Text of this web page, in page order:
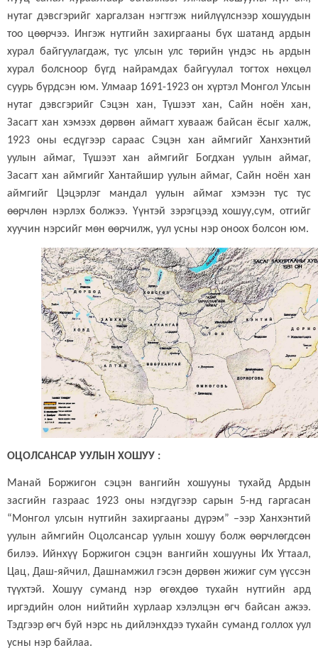
нутаг дэвсгэрийг харгалзан нэгтгэж нийлүүлснээр хошуудын
тоо цөөрчээ. Ингэж нутгийн захиргааны бүх шатанд ардын
хурал байгуулагдаж, тус улсын улс төрийн үндэс нь ардын
хурал болсноор бүгд найрамдах байгуулал тогтох нөхцөл
суурь бүрдсэн юм. Улмаар 1691-1923 он хүртэл Монгол Улсын
нутаг дэвсгэрийг Сэцэн хан, Түшээт хан, Сайн ноён хан,
Засагт хан хэмээх дөрвөн аймагт хувааж байсан ёсыг халж,
1923 оны есдүгээр сараас Сэцэн хан аймгийг Ханхэнтий
уулын аймаг, Түшээт хан аймгийг Богдхан уулын аймаг,
Засагт хан аймгийг Хантайшир уулын аймаг, Сайн ноён хан
аймгийг Цэцэрлэг мандал уулын аймаг хэмээн тус тус
өөрчлөн нэрлэх болжээ. Үүнтэй зэрэгцээд хошуу,сум, отгийг
хуучин нэрсийг мөн өөрчилж, уул усны нэр оноох болсон юм.
ОЦОЛСАНСАР УУЛЫН ХОШУУ :
Манай Боржигон сэцэн вангийн хошууны тухайд Ардын
засгийн газраас 1923 оны нэгдүгээр сарын 5-нд гаргасан
“Монгол улсын нутгийн захиргааны дүрэм” –ээр Ханхэнтий
уулын аймгийн Оцолсансар уулын хошуу болж өөрчлөгдсөн
билээ. Ийнхүү Боржигон сэцэн вангийн хошууны Их Угтаал,
Цац, Даш-яйчил, Дашнамжил гэсэн дөрвөн жижиг сум үүссэн
түүхтэй. Хошуу суманд нэр өгөхдөө тухайн нутгийн ард
иргэдийн олон нийтийн хурлаар хэлэлцэн өгч байсан ажээ.
Тэдгээр өгч буй нэрс нь дийлэнхдээ тухайн суманд голлох уул
усны нэр байлаа.